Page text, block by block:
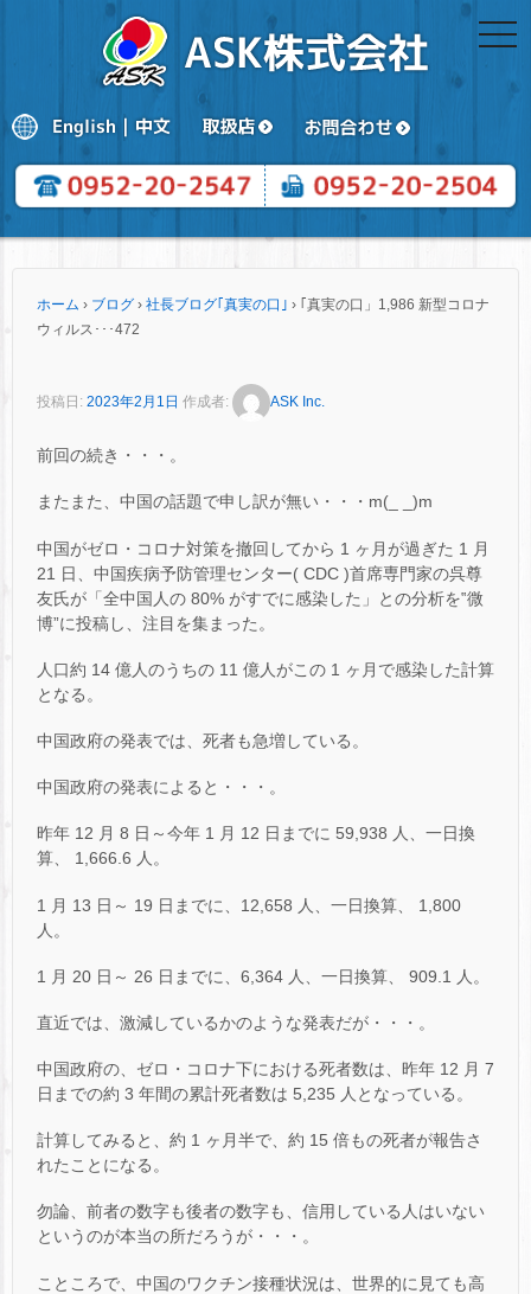
ホーム › ブログ › 社長ブログ｢真実の口｣ › ｢真実の口」1,986 新型コロナ
ウィルス･･･472
投稿日: 2023年2月1日 作成者: ASK Inc.
前回の続き・・・。
またまた、中国の話題で申し訳が無い・・・m(_ _)m
中国がゼロ・コロナ対策を撤回してから 1 ヶ月が過ぎた 1 月
21 日、中国疾病予防管理センター( CDC )首席専門家の呉尊
友氏が「全中国人の 80% がすでに感染した」との分析を‟微
博”に投稿し、注目を集まった。
人口約 14 億人のうちの 11 億人がこの 1 ヶ月で感染した計算
となる。
中国政府の発表では、死者も急増している。
中国政府の発表によると・・・。
昨年 12 月 8 日～今年 1 月 12 日までに 59,938 人、一日換
算、 1,666.6 人。
1 月 13 日～ 19 日までに、12,658 人、一日換算、 1,800
人。
1 月 20 日～ 26 日までに、6,364 人、一日換算、 909.1 人。
直近では、激減しているかのような発表だが・・・。
中国政府の、ゼロ・コロナ下における死者数は、昨年 12 月 7
日までの約 3 年間の累計死者数は 5,235 人となっている。
計算してみると、約 1 ヶ月半で、約 15 倍もの死者が報告さ
れたことになる。
勿論、前者の数字も後者の数字も、信用している人はいない
というのが本当の所だろうが・・・。
こところで、中国のワクチン接種状況は、世界的に見ても高